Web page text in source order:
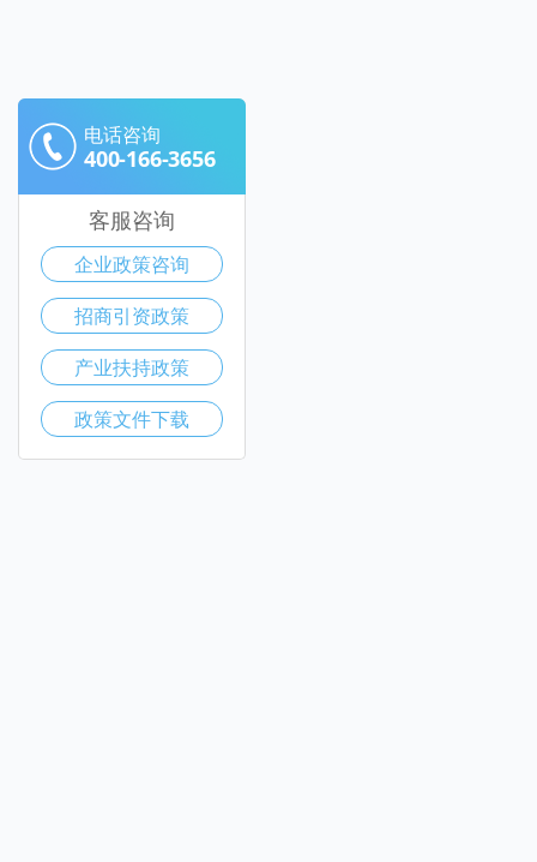
电话咨询
400-166-3656
客服咨询
企业政策咨询
招商引资政策
产业扶持政策
政策文件下载